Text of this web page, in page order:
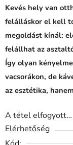
Kevés hely van
felálláskor el kell
megoldást kínál:
felállhat az
Így olyan
vacsorákon, de
az esztétika,
A tétel elfogyott…
Elérhetőség